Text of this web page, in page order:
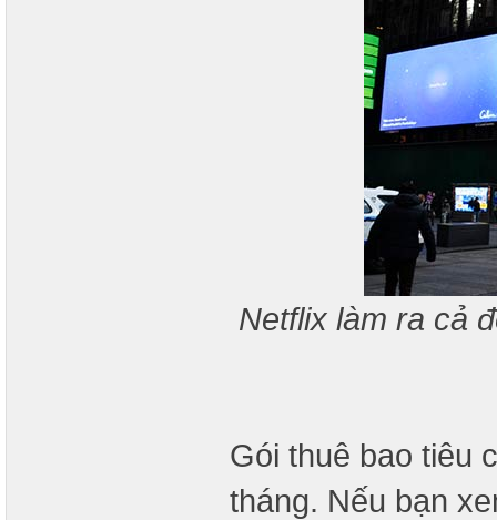
Netflix làm ra cả
Gói thuê bao tiêu
tháng. Nếu bạn